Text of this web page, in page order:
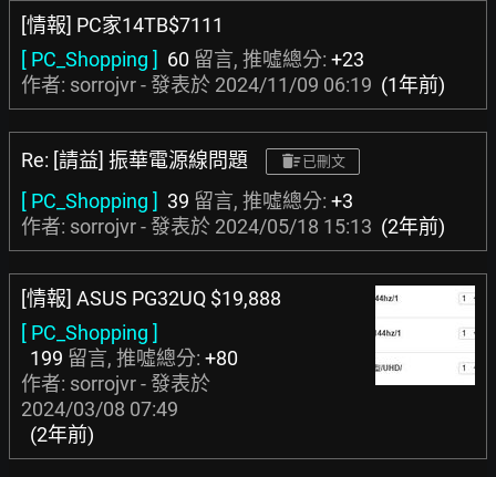
[情報] PC家14TB$7111
[ PC_Shopping ] 60 留言, 推噓總分: +23
作者: sorrojvr - 發表於 2024/11/09 06:19 (1年前)
Re: [請益] 振華電源線問題 已刪文
[ PC_Shopping ] 39 留言, 推噓總分: +3
作者: sorrojvr - 發表於 2024/05/18 15:13 (2年前)
[情報] ASUS PG32UQ $19,888
[ PC_Shopping ]
199 留言, 推噓總分: +80
作者: sorrojvr - 發表於
2024/03/08 07:49
(2年前)